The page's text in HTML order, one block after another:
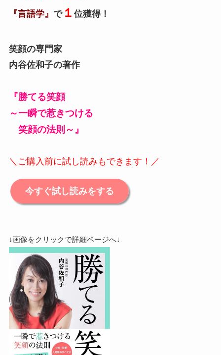
『言語学』 で１ 位獲得！
笑顔の専門家
内谷佐和子の著作
『勝てる笑顔
～一瞬で惹きつける
笑顔の法則～』
＼ご購入前に試し読みもできます！／
今すぐ試し読みをする
↓画像をクリックで詳細ページへ↓